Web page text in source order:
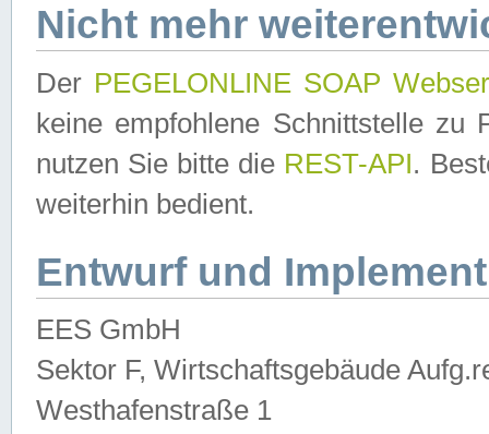
Nicht mehr
Der PEGELONLINE SOAP
keine empfohlene Schnittstelle zu
nutzen Sie bitte die REST-API.
weiterhin bedient.
Entwurf und
EES GmbH
Sektor F, Wirtschaftsgebäude
Westhafenstraße 1